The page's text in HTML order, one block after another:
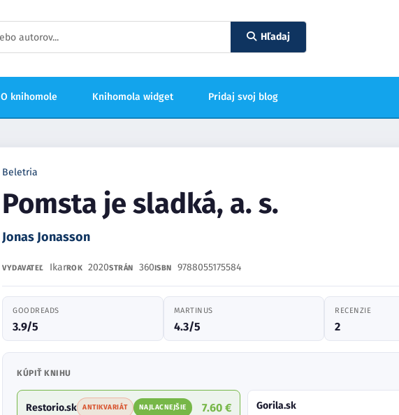
Hľadaj
O knihomole Knihomola widget Pridaj svoj blog
Beletria
Pomsta je sladká, a. s.
Jonas Jonasson
VYDAVATEĽ IkarROK 2020STRÁN 360ISBN 9788055175584
GOODREADS
3.9/5
MARTINUS
4.3/5
RECENZIE
2
KÚPIŤ KNIHU
Restorio.sk ANTIKVARIÁT NAJLACNEJŠIE 7.60 € Gorila.sk